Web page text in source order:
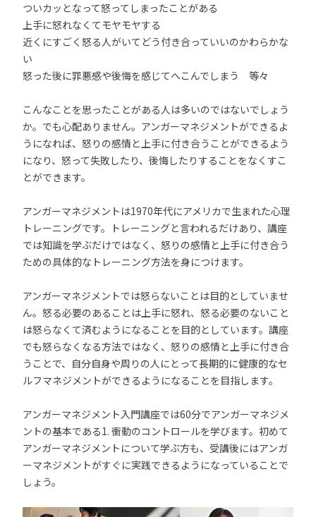
ついカッとなって怒ってしまったことがある
上手に怒れなくてモヤモヤする
近くにすごく怒る人がいてどう付き合っていいのかわらかな
い
怒った後に罪悪感や後悔を感じてへこんでしまう 等々
こんなことを思ったことがある人は多いのではないでしょう
か。でも心配ありません。アンガーマネジメントができるよ
うになれば、怒りの感情と上手に付き合うことができるよう
になり、怒って失敗したり、後悔したりすることをなくすこ
とができます。
アンガーマネジメントは1970年代にアメリカで生まれた心理
トレーニングです。トレーニングと言われるだけあり、講座
では知識を学ぶだけではなく、怒りの感情と上手に付き合う
ための具体的なトレーニング方法を身につけます。
アンガーマネジメントでは怒らないことは目的としていませ
ん。怒る必要のあることは上手に怒れ、怒る必要のないこと
は怒らなくて済むようになることを目的としています。講座
でも怒らなくなる方法ではなく、怒りの感情と上手に付き合
うことで、自分自身や周りの人にとって長期的に健康的なセ
ルフマネジメントができるようになることを目指します。
アンガーマネジメント入門講座では60分でアンガーマネジメ
ントの基本である1. 衝動のコントロールを学びます。初めて
アンガーマネジメントについて学ぶ方も、受講後にはアンガ
ーマネジメントがすぐに実践できるようになっていることで
しょう。